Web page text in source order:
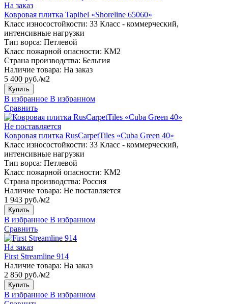
На заказ
Ковровая плитка Tapibel «Shoreline 65060»
Класс износостойкости: 33 Класс - коммерческий,
интенсивные нагрузки
Тип ворса: Петлевой
Класс пожарной опасности: КМ2
Страна производства: Бельгия
Наличие товара: На заказ
5 400 руб./м2
Купить
В избранное В избранном
Сравнить
Не поставляется
Ковровая плитка RusCarpetTiles «Cuba Green 40»
Класс износостойкости: 33 Класс - коммерческий,
интенсивные нагрузки
Тип ворса: Петлевой
Класс пожарной опасности: КМ2
Страна производства: Россия
Наличие товара: Не поставляется
1 943 руб./м2
Купить
В избранное В избранном
Сравнить
На заказ
First Streamline 914
Наличие товара: На заказ
2 850 руб./м2
Купить
В избранное В избранном